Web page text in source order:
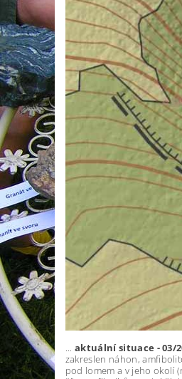
...aktuální situace - 03/
zakreslen náhon,
pod lomem a v jeho okolí